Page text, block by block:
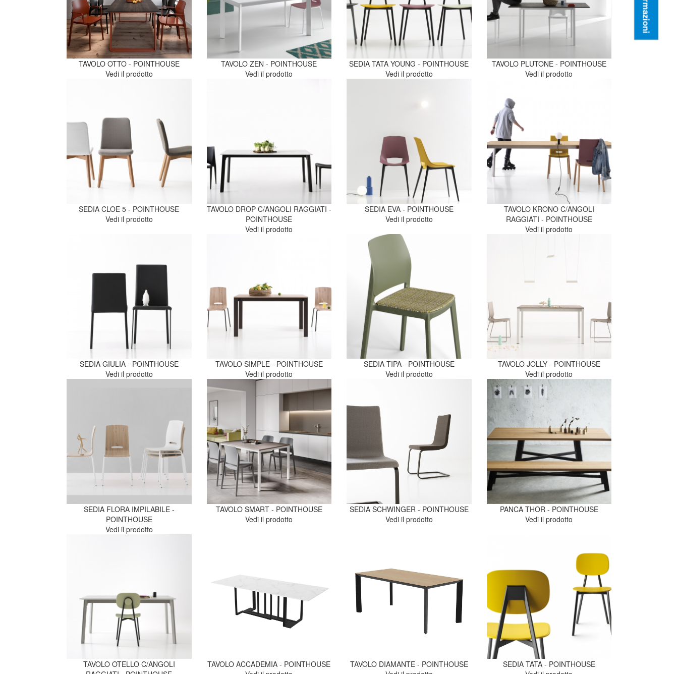
TAVOLO OTTO - POINTHOUSE
Vedi il prodotto
TAVOLO ZEN - POINTHOUSE
Vedi il prodotto
SEDIA TATA YOUNG - POINTHOUSE
Vedi il prodotto
TAVOLO PLUTONE - POINTHOUSE
Vedi il prodotto
SEDIA CLOE 5 - POINTHOUSE
Vedi il prodotto
TAVOLO DROP C/ANGOLI RAGGIATI -
POINTHOUSE
Vedi il prodotto
SEDIA EVA - POINTHOUSE
Vedi il prodotto
TAVOLO KRONO C/ANGOLI
RAGGIATI - POINTHOUSE
Vedi il prodotto
SEDIA GIULIA - POINTHOUSE
Vedi il prodotto
TAVOLO SIMPLE - POINTHOUSE
Vedi il prodotto
SEDIA TIPA - POINTHOUSE
Vedi il prodotto
TAVOLO JOLLY - POINTHOUSE
Vedi il prodotto
SEDIA FLORA IMPILABILE -
POINTHOUSE
Vedi il prodotto
TAVOLO SMART - POINTHOUSE
Vedi il prodotto
SEDIA SCHWINGER - POINTHOUSE
Vedi il prodotto
PANCA THOR - POINTHOUSE
Vedi il prodotto
TAVOLO OTELLO C/ANGOLI
TAVOLO ACCADEMIA - POINTHOUSE
TAVOLO DIAMANTE - POINTHOUSE
SEDIA TATA - POINTHOUSE